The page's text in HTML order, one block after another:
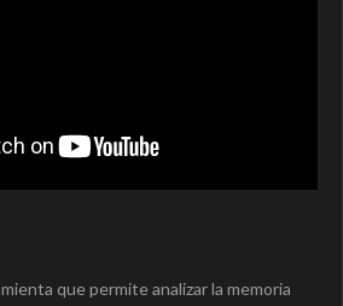
que permite analizar la memoria